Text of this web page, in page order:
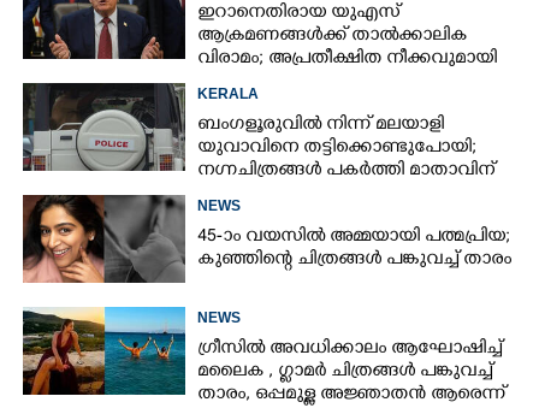
ഇറാനെതിരായ യുഎസ്
ആക്രമണങ്ങൾക്ക് താൽക്കാലിക
വിരാമം; അപ്രതീക്ഷിത നീക്കവുമായി
KERALA
ബംഗളൂരുവിൽ നിന്ന് മലയാളി
യുവാവിനെ തട്ടിക്കൊണ്ടുപോയി;
നഗ്നചിത്രങ്ങൾ പകർത്തി മാതാവിന്
NEWS
45-ാം വയസിൽ അമ്മയായി പത്മപ്രിയ;
കുഞ്ഞിന്റെ ചിത്രങ്ങൾ പങ്കുവച്ച് താരം
NEWS
ഗ്രീസിൽ അവധിക്കാലം ആഘോഷിച്ച്
മലൈക ,​ ഗ്ലാമർ ചിത്രങ്ങൾ പങ്കുവച്ച്
താരം,​ ഒപ്പമുള്ള അജ്ഞാതൻ ആരെന്ന്